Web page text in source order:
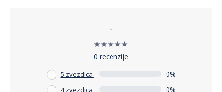
-
0 recenzije
5 zvezdica 0%
4 zvezdica 0%